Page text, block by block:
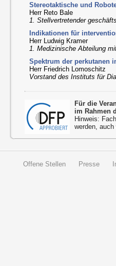
Stereotaktische und
Herr Reto Bale
1. Stellvertretender
Indikationen für
Herr Ludwig Kramer
1. Medizinische Abteilung
Spektrum der perkutanen
Herr Friedrich Lomoschitz
Vorstand des Instituts für
Für die
im Rahmen
Hinweis:
werden,
Offene Stellen Presse